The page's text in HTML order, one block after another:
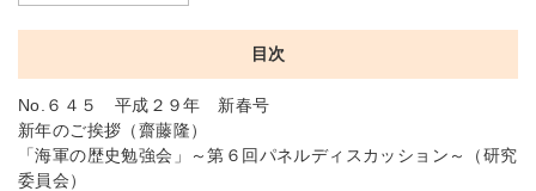
目次
No.６４５ 平成２９年 新春号
新年のご挨拶（齋藤隆）
「海軍の歴史勉強会」～第６回パネルディスカッション～（研究
委員会）